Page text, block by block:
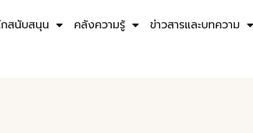
กสนับสนุน คลังความรู้ ข่าวสารและบทความ